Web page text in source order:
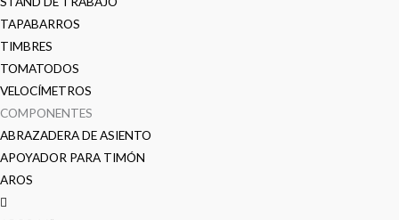
TAPABARROS
TIMBRES
TOMATODOS
VELOCÍMETROS
COMPONENTES
ABRAZADERA DE ASIENTO
APOYADOR PARA TIMÓN
AROS